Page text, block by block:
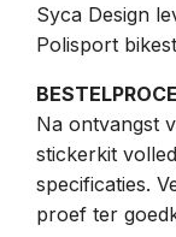
Syca Design
Polisport
Na ontvangst
stickerkit
specificaties.
proef ter